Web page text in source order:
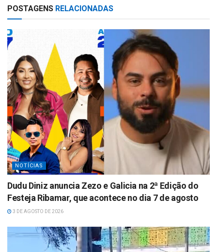
s
p
e
POSTAGENS RELACIONADAS
NOTÍCIAS
Dudu Diniz anuncia Zezo e Galicia na 2ª Edição do
Festeja Ribamar, que acontece no dia 7 de agosto
3 DE AGOSTO DE 2026